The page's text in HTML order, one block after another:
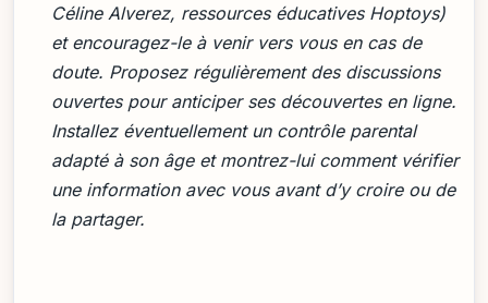
Céline Alverez, ressources éducatives Hoptoys)
et encouragez-le à venir vers vous en cas de
doute. Proposez régulièrement des discussions
ouvertes pour anticiper ses découvertes en ligne.
Installez éventuellement un contrôle parental
adapté à son âge et montrez-lui comment vérifier
une information avec vous avant d’y croire ou de
la partager.